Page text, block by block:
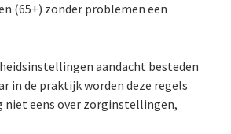
(65+) zonder problemen een
aandacht besteden
in de praktijk worden deze regels
niet eens over zorginstellingen,